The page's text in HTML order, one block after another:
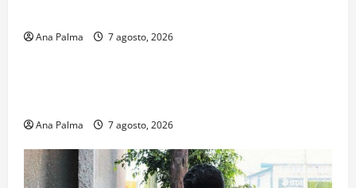
Ana Palma 7 agosto, 2026
Educación
Ana Palma 7 agosto, 2026